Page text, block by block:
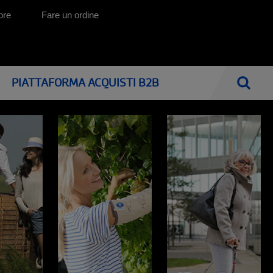
MOBILITÀ E ASSISTENZA A DOMICILIO
Il soggiorno
La camera ed il letto
La stanza da bagno
Spostarsi
HOME CARE: AUSILI PER LA VITA QUOTIDIANA
Mobilità e trasferimento
Ausili per la vita quotidiana
Letti elettrici ed ausili antidecubito
CATALOGHI
I nostri cataloghi
PIATTAFORMA ACQUISTI B2B
Fare un ordine